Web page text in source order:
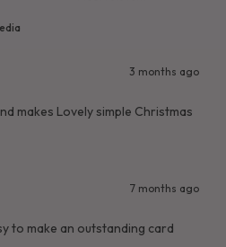
3 months ago
makes Lovely simple Christmas
7 months ago
to make an outstanding card